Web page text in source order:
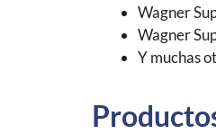
Wagner
Wagner
Y muchas